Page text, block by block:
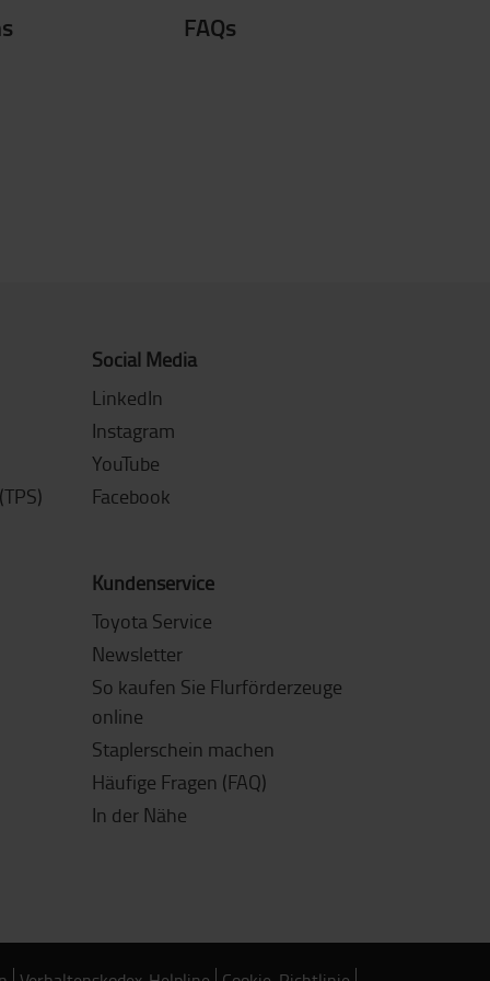
FAQs
Social Media
LinkedIn
Instagram
YouTube
Facebook
Kundenservice
Toyota Service
Newsletter
So kaufen Sie Flurförderzeuge
online
Staplerschein machen
Häufige Fragen (FAQ)
In der Nähe